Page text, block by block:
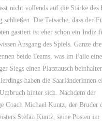
nicht vollends auf die Stärke des
schließen. Die Tatsache, dass der
gastiert ist eher schon ein Indiz
Ausgang des Spiels. Ganze
beide Teams, was im Falle
Siegs einen Platztausch
haben die Saarländerinnen
hinter sich. Nachdem der
Coach Michael Kuntz, der Bruder
Stefan Kuntz, seine Posten im